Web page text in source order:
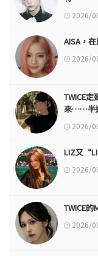
2026/
AISA，
2026/
TWICE
來……半
2026/
LIZ又
2026/
TWICE
2026/